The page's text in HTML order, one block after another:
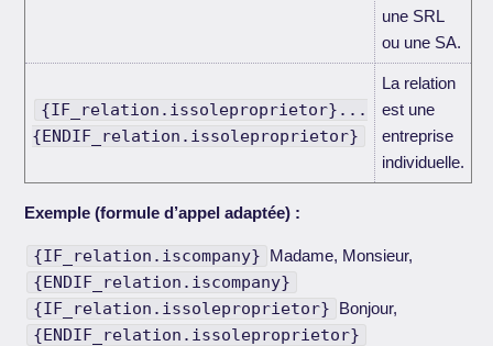
une SRL
ou une SA.
{IF_relation.issoleproprietor}...
{ENDIF_relation.issoleproprietor}
La relation
est une
entreprise
individuelle.
Exemple (formule d’appel adaptée) :
{IF_relation.iscompany} Madame, Monsieur,
{ENDIF_relation.iscompany}
{IF_relation.issoleproprietor} Bonjour,
{ENDIF_relation.issoleproprietor}